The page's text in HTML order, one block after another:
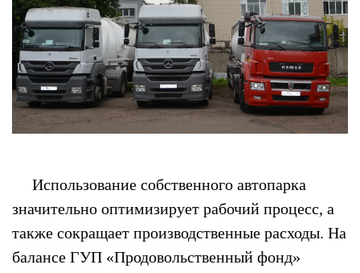
Использование собственного автопарка
значительно оптимизирует рабочий процесс, а
также сокращает производственные расходы. На
балансе ГУП «Продовольственный фонд»